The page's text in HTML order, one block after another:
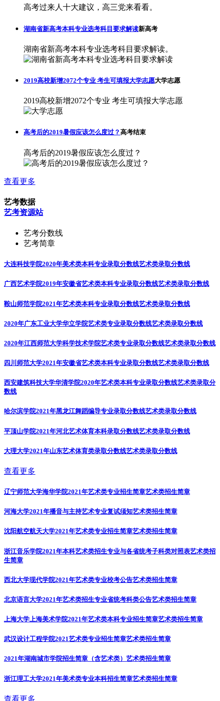
高考过来人十大建议，高三党来看看。
湖南省新高考本科专业选考科目要求解读新高考
湖南省新高考本科专业选考科目要求解读。
2019高校新增2072个专业 考生可填报大学志愿大学志愿
2019高校新增2072个专业 考生可填报大学志愿
高考后的2019暑假应该怎么度过？ 高考结束
高考后的2019暑假应该怎么度过？
查看更多
艺考数据
艺考资源站
艺考分数线
艺考简章
大连科技学院2020年美术类本科专业录取分数线艺术类录取分数线
广西艺术学院2019年安徽省艺术类本科专业录取分数线艺术类录取分数线
鞍山师范学院2021年艺术类本科专业录取分数线艺术类录取分数线
2020年广东工业大学华立学院艺术类专业录取分数线艺术类录取分数线
2020年江西师范大学科学技术学院艺术类专业录取分数线艺术类录取分数线
四川师范大学2021年安徽省艺术类本科专业录取分数线艺术类录取分数线
西安建筑科技大学华清学院2020年艺术类本科专业录取分数线艺术类录取分
数线
哈尔滨学院2021年黑龙江舞蹈编导专业录取分数线艺术类录取分数线
平顶山学院2021年河北艺术体育本科录取分数线艺术类录取分数线
大理大学2021年山东艺术体育类录取分数线艺术类录取分数线
查看更多
辽宁师范大学海华学院2021年艺术类专业招生简章艺术类招生简章
河海大学2021年播音与主持艺术专业复试须知艺术类招生简章
沈阳航空航天大学2021年艺术类专业招生简章艺术类招生简章
浙江音乐学院2021年本科艺术类招生专业与各省统考子科类对照表艺术类招
生简章
西北大学现代学院2021年艺术类专业校考公告艺术类招生简章
北京语言大学2021年艺术类招生专业省统考科类公告艺术类招生简章
上海大学上海美术学院2021年艺术类本科专业招生简章艺术类招生简章
武汉设计工程学院2021艺术类专业招生简章艺术类招生简章
2021年湖南城市学院招生简章（含艺术类） 艺术类招生简章
浙江理工大学2021年美术类专业本科招生简章艺术类招生简章
查看更多